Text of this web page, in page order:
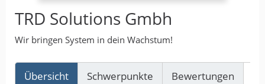
TRD Solutions Gmbh
Wir bringen System in dein Wachstum!
Übersicht Schwerpunkte Bewertungen